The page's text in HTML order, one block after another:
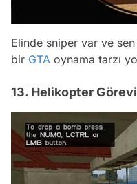
Elinde sniper var ve
bir GTA oynama tarzı
13. Helikopter Görevi